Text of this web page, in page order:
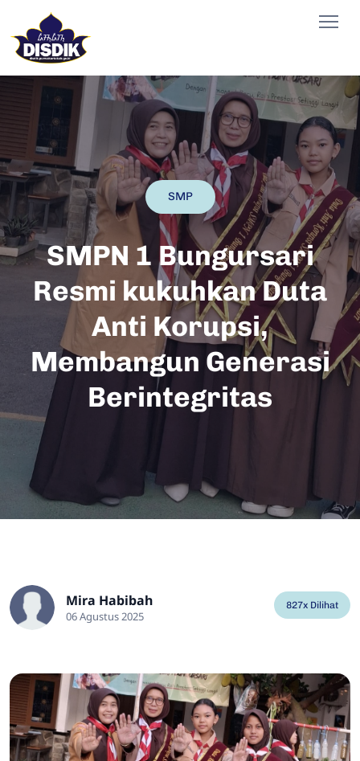
SMP
SMPN 1 Bungursari
Resmi kukuhkan Duta
Anti Korupsi,
Membangun Generasi
Berintegritas
Mira Habibah
06 Agustus 2025
827x Dilihat